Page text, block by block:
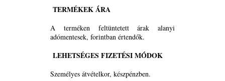
TERMÉKEK ÁRA
A terméken feltüntetett árak alanyi
adómentesek, forintban értendők.
LEHETSÉGES FIZETÉSI MÓDOK
Személyes átvételkor, készpénzben.